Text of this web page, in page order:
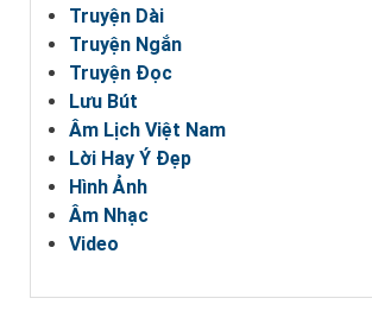
Truyện Dài
Truyện Ngắn
Truyện Đọc
Lưu Bút
Âm Lịch Việt Nam
Lời Hay Ý Đẹp
Hình Ảnh
Âm Nhạc
Video